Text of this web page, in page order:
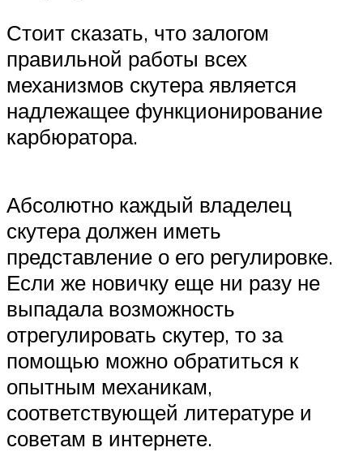
Стоит сказать, что залогом
правильной работы всех
механизмов скутера является
надлежащее функционирование
карбюратора.
Абсолютно каждый владелец
скутера должен иметь
представление о его регулировке.
Если же новичку еще ни разу не
выпадала возможность
отрегулировать скутер, то за
помощью можно обратиться к
опытным механикам,
соответствующей литературе и
советам в интернете.